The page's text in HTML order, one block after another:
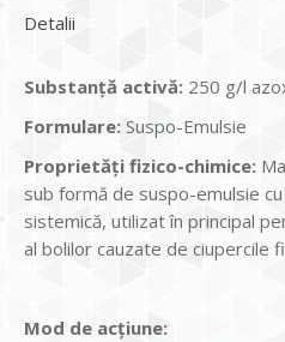
Detalii
Substanță activă: 250 g/l
Formulare: Suspo-Emulsie
Proprietăți fizico-chimice:
sub formă de suspo-emulsie
sistemică, utilizat în principal
al bolilor cauzate de ciupercile
Mod de acțiune: